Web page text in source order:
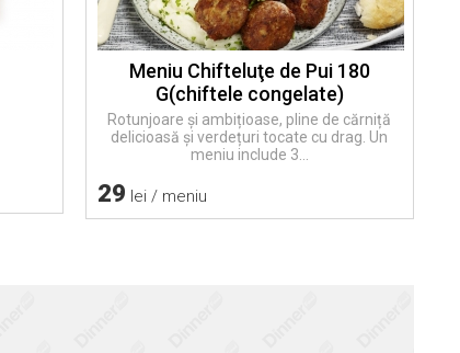
Meniu Chifteluţe de Pui 180
G(chiftele congelate)
Rotunjoare și ambițioase, pline de cărniță
delicioasă și verdețuri tocate cu drag. Un
meniu include 3...
29 lei / meniu